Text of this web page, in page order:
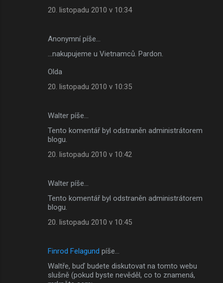
20. listopadu 2010 v 10:34
Anonymní píše…
...nakupujeme u Vietnamců. Pardon.
Olda
20. listopadu 2010 v 10:35
Walter píše…
Tento komentář byl odstraněn administrátorem
blogu.
20. listopadu 2010 v 10:42
Walter píše…
Tento komentář byl odstraněn administrátorem
blogu.
20. listopadu 2010 v 10:45
Finrod Felagund píše…
Waltře, buď budete diskutovat na tomto webu
slušně (pokud byste nevěděl, co to znamená,